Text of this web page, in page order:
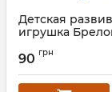
Детская
игрушка
музыкальная
Артикул: 8010-9A
90 грн